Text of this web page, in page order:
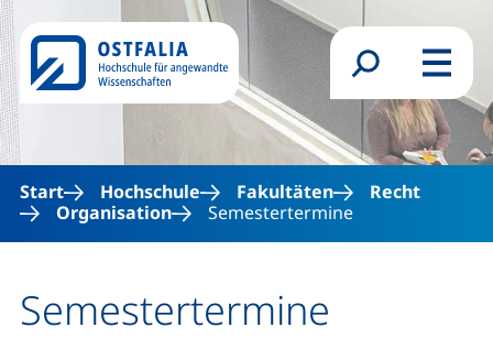
Direkt zum Inhalt
Suchformular
Menü
Start Hochschule Fakultäten
Recht
Organisation
Semestertermine
Semestertermine